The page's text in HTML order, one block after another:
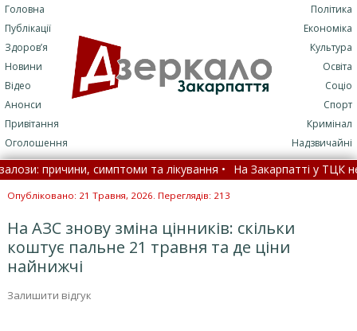
Головна
Публікації
Здоров’я
Новини
Відео
Анонси
Привітання
Оголошення
Політика
Економіка
Культура
Освіта
Соціо
Спорт
Кримінал
Надзвичайні
причини, симптоми та лікування • На Закарпатті у ТЦК
серпня •
Опубліковано: 21 Травня, 2026. Переглядів: 213
На АЗС знову зміна цінників: скільки
коштує пальне 21 травня та де ціни
найнижчі
Залишити відгук